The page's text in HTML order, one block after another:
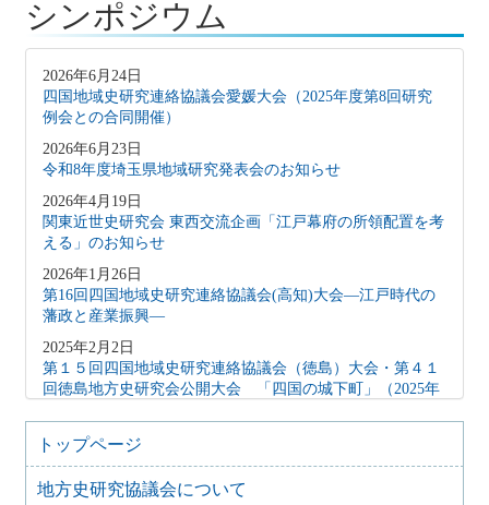
シンポジウム
2026年6月24日
四国地域史研究連絡協議会愛媛大会（2025年度第8回研究
例会との合同開催）
2026年6月23日
令和8年度埼玉県地域研究発表会のお知らせ
2026年4月19日
関東近世史研究会 東西交流企画「江戸幕府の所領配置を考
える」のお知らせ
2026年1月26日
第16回四国地域史研究連絡協議会(高知)大会―江戸時代の
藩政と産業振興―
2025年2月2日
第１５回四国地域史研究連絡協議会（徳島）大会・第４１
回徳島地方史研究会公開大会 「四国の城下町」（2025年
2024年10月27日
地方史研究協議会歴史教育シンポジウム 地方史研究と歴
史教育
トップページ
地方史研究協議会について